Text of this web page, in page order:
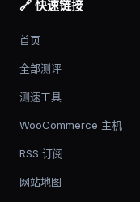
🔗 快速链接
首页
全部测评
测速工具
WooCommerce 主机
RSS 订阅
网站地图